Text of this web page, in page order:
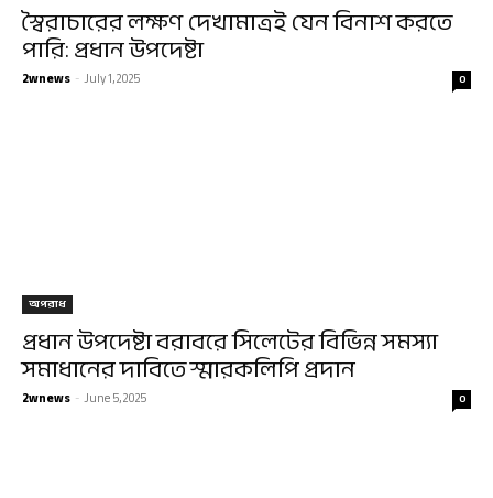
স্বৈরাচারের লক্ষণ দেখামাত্রই যেন বিনাশ করতে
পারি: প্রধান উপদেষ্টা
2wnews -July 1, 2025 0
অপরাধ
প্রধান উপদেষ্টা বরাবরে সিলেটের বিভিন্ন সমস্যা
সমাধানের দাবিতে স্মারকলিপি প্রদান
2wnews -June 5, 2025 0